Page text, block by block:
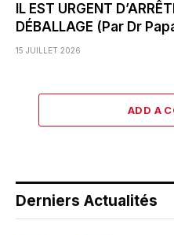
IL EST URGENT
DÉBALLAGE (Par Dr
15 JUILLET 2026
ADD A
Derniers Actualités